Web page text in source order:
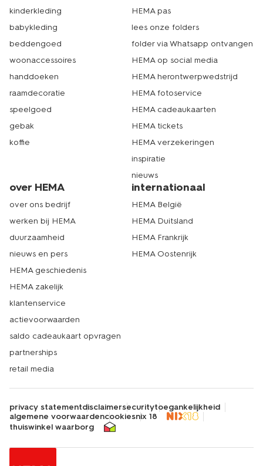
kinderkleding
babykleding
beddengoed
woonaccessoires
handdoeken
raamdecoratie
speelgoed
gebak
koffie
HEMA pas
lees onze folders
folder via Whatsapp ontvangen
HEMA op social media
HEMA herontwerpwedstrijd
HEMA fotoservice
HEMA cadeaukaarten
HEMA tickets
HEMA verzekeringen
inspiratie
nieuws
over HEMA
over ons bedrijf
werken bij HEMA
duurzaamheid
nieuws en pers
HEMA geschiedenis
HEMA zakelijk
klantenservice
actievoorwaarden
saldo cadeaukaart opvragen
partnerships
retail media
internationaal
HEMA België
HEMA Duitsland
HEMA Frankrijk
HEMA Oostenrijk
privacy statementdisclaimersecuritytoegankelijkheid
algemene voorwaardencookiesnix 18
thuiswinkel waarborg